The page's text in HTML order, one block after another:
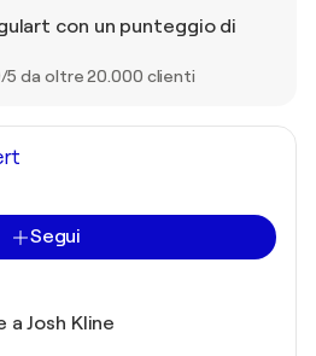
con un punteggio di
da oltre 20.000 clienti
Segui
Josh Kline